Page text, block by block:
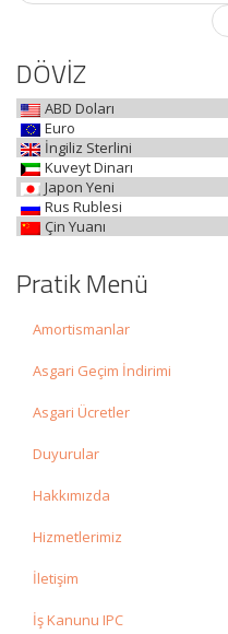
DÖVİZ
ABD Doları
Euro
İngiliz Sterlini
Kuveyt Dinarı
Japon Yeni
Rus Rublesi
Çin Yuanı
Pratik Menü
Amortismanlar
Asgari Geçim İndirimi
Asgari Ücretler
Duyurular
Hakkımızda
Hizmetlerimiz
İletişim
İş Kanunu IPC